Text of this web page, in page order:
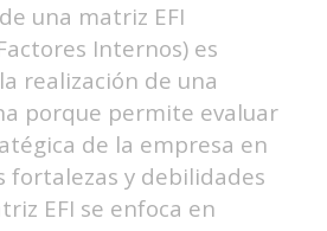
una matriz EFI
Internos) es
realización de una
porque permite evaluar
de la empresa en
fortalezas y debilidades
EFI se enfoca en